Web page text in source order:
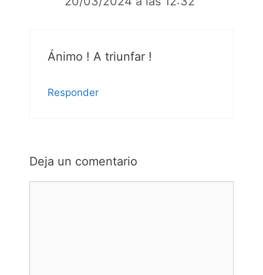
Ánimo ! A triunfar !
Responder
Deja un comentario